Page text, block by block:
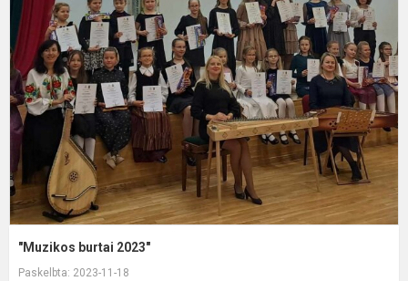
"Muzikos burtai 2023"
Paskelbta: 2023-11-18